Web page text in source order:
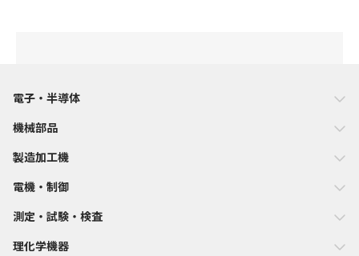
電子・半導体
機械部品
製造加工機
電機・制御
測定・試験・検査
理化学機器